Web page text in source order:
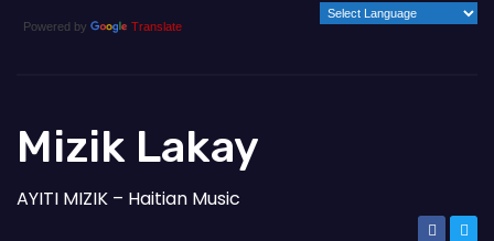
Powered by Translate
Mizik Lakay
AYITI MIZIK – Haitian Music